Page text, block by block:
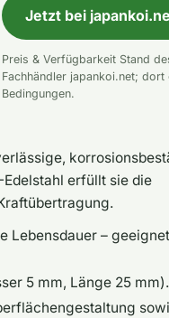
Jetzt bei
Preis & Verfügbarkeit Stand
Fachhändler japankoi.net;
Bedingungen.
erfüllt sie die
Lebensdauer –
5 mm, Länge 25 mm).